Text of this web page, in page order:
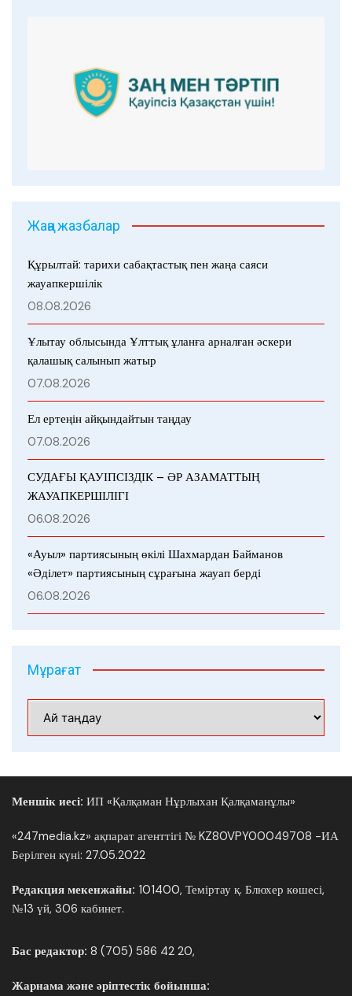
Жаңа жазбалар
Құрылтай: тарихи сабақтастық пен жаңа саяси
жауапкершілік
08.08.2026
Ұлытау облысында Ұлттық ұланға арналған әскери
қалашық салынып жатыр
07.08.2026
Ел ертеңін айқындайтын таңдау
07.08.2026
СУДАҒЫ ҚАУІПСІЗДІК – ӘР АЗАМАТТЫҢ
ЖАУАПКЕРШІЛІГІ
06.08.2026
«Ауыл» партиясының өкілі Шахмардан Байманов
«Әділет» партиясының сұрағына жауап берді
06.08.2026
Мұрағат
Меншік иесі: ИП «Қалқаман Нұрлыхан Қалқаманұлы»
«247media.kz» ақпарат агенттігі № KZ80VPY00049708 -ИА
Берілген күні: 27.05.2022
Редакция мекенжайы: 101400, Теміртау қ. Блюхер көшесі,
№13 үй, 306 кабинет.
Бас редактор: 8 (705) 586 42 20,
Жарнама және әріптестік бойынша: